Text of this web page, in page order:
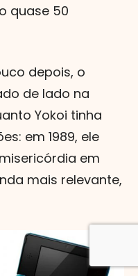
quase 50
depois, o
de lado na
Yokoi tinha
em 1989, ele
em
mais relevante,